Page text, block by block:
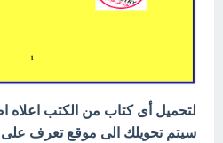
لتحميل أى كتاب من الكتب
سيتم تحويلك الى موقع تعرف على